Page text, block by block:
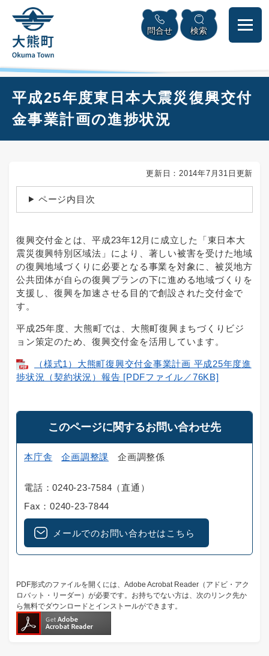
頭
メニューを飛ばして本文へ
問合せ 検索
平成25年度東日本大震災復興交付
金事業計画の進捗状況
更新日：2014年7月31日更新
ページ内目次
復興交付金とは、平成23年12月に成立した「東日本大
震災復興特別区域法」により、著しい被害を受けた地域
の復興地域づくりに必要となる事業を対象に、被災地方
公共団体が自らの復興プランの下に進める地域づくりを
支援し、復興を加速させる目的で創設された交付金で
す。
平成25年度、大熊町では、大熊町復興まちづくりビジ
ョン策定のため、復興交付金を活用しています。
（様式1）大熊町復興交付金事業計画 平成25年度進
捗状況（契約状況）報告 [PDFファイル／76KB]
このページに関するお問い合わせ先
本庁舎 企画調整課 企画調整係
電話：0240-23-7584（直通）
Fax：0240-23-7844
メールでのお問い合わせはこちら
PDF形式のファイルを開くには、Adobe Acrobat Reader（アドビ・アク
ロバット・リーダー）が必要です。お持ちでない方は、次のリンク先か
ら無料でダウンロードとインストールができます。